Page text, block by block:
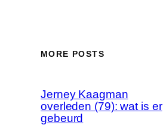
MORE POSTS
Jerney Kaagman
overleden (79): wat is er
gebeurd